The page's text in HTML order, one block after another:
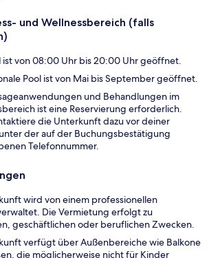
und Wellnessbereich (falls
ist von 08:00 Uhr bis 20:00 Uhr geöffnet.
Pool ist von Mai bis September geöffnet.
und Behandlungen im
ist eine Reservierung erforderlich.
die Unterkunft dazu vor deiner
der auf der Buchungsbestätigung
Telefonnummer.
wird von einem professionellen
Die Vermietung erfolgt zu
geschäftlichen oder beruflichen Zwecken.
verfügt über Außenbereiche wie Balkone
die möglicherweise nicht für Kinder